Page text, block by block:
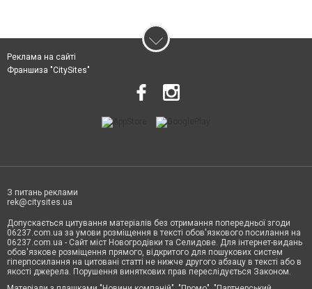
Реклама на сайті
Франшиза "CitySites"
З питань реклами
rek@citysites.ua
Допускається цитування матеріалів без отримання попередньої згоди
06237.com.ua за умови розміщення в тексті обов'язкового посилання на
06237.com.ua - Сайт міст Новогродівки та Селидове. Для інтернет-видань
обов'язкове розміщення прямого, відкритого для пошукових систем
гіперпосилання на цитовані статті не нижче другого абзацу в тексті або в
якості джерела. Порушення виняткових прав переслідується Законом.